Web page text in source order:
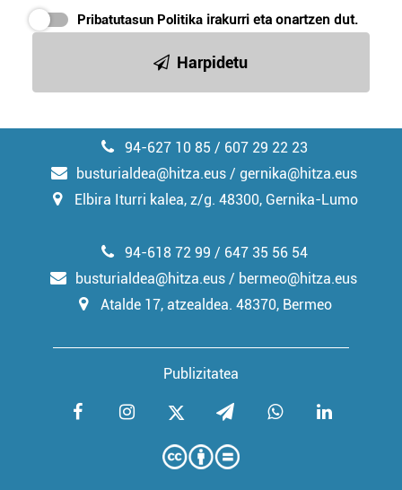
Pribatutasun Politika irakurri eta onartzen dut.
Harpidetu
94-627 10 85 / 607 29 22 23
busturialdea@hitza.eus / gernika@hitza.eus
Elbira Iturri kalea, z/g. 48300, Gernika-Lumo
Publizitatea
94-618 72 99 / 647 35 56 54
busturialdea@hitza.eus / bermeo@hitza.eus
Atalde 17, atzealdea. 48370, Bermeo